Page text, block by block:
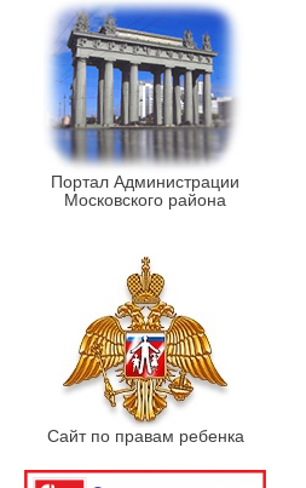
Портал Администрации
Московского района
Сайт по правам ребенка